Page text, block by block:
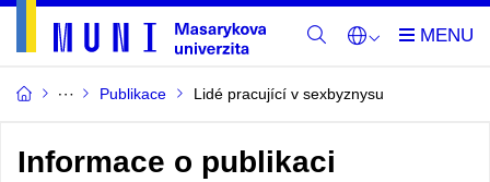
Publikace Lidé pracující v sexbyznysu
Informace o publikaci